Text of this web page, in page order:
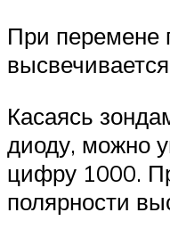
При перемене
Касаясь
диоду, можно
цифру 1000.
полярности